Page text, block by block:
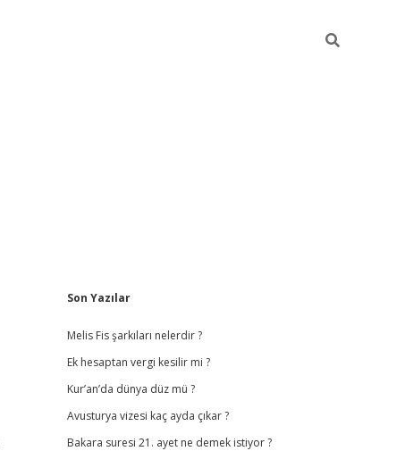
Sidebar
Son Yazılar
Melis Fis şarkıları nelerdir ?
Ek hesaptan vergi kesilir mi ?
Kur’an’da dünya düz mü ?
Avusturya vizesi kaç ayda çıkar ?
Bakara suresi 21. ayet ne demek istiyor ?